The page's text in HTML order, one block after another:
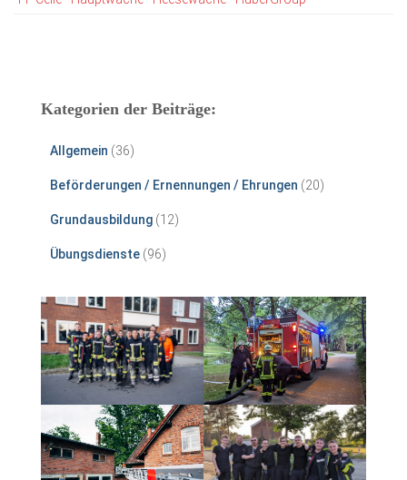
Kategorien der Beiträge:
Allgemein (36)
Beförderungen / Ernennungen / Ehrungen (20)
Grundausbildung (12)
Übungsdienste (96)